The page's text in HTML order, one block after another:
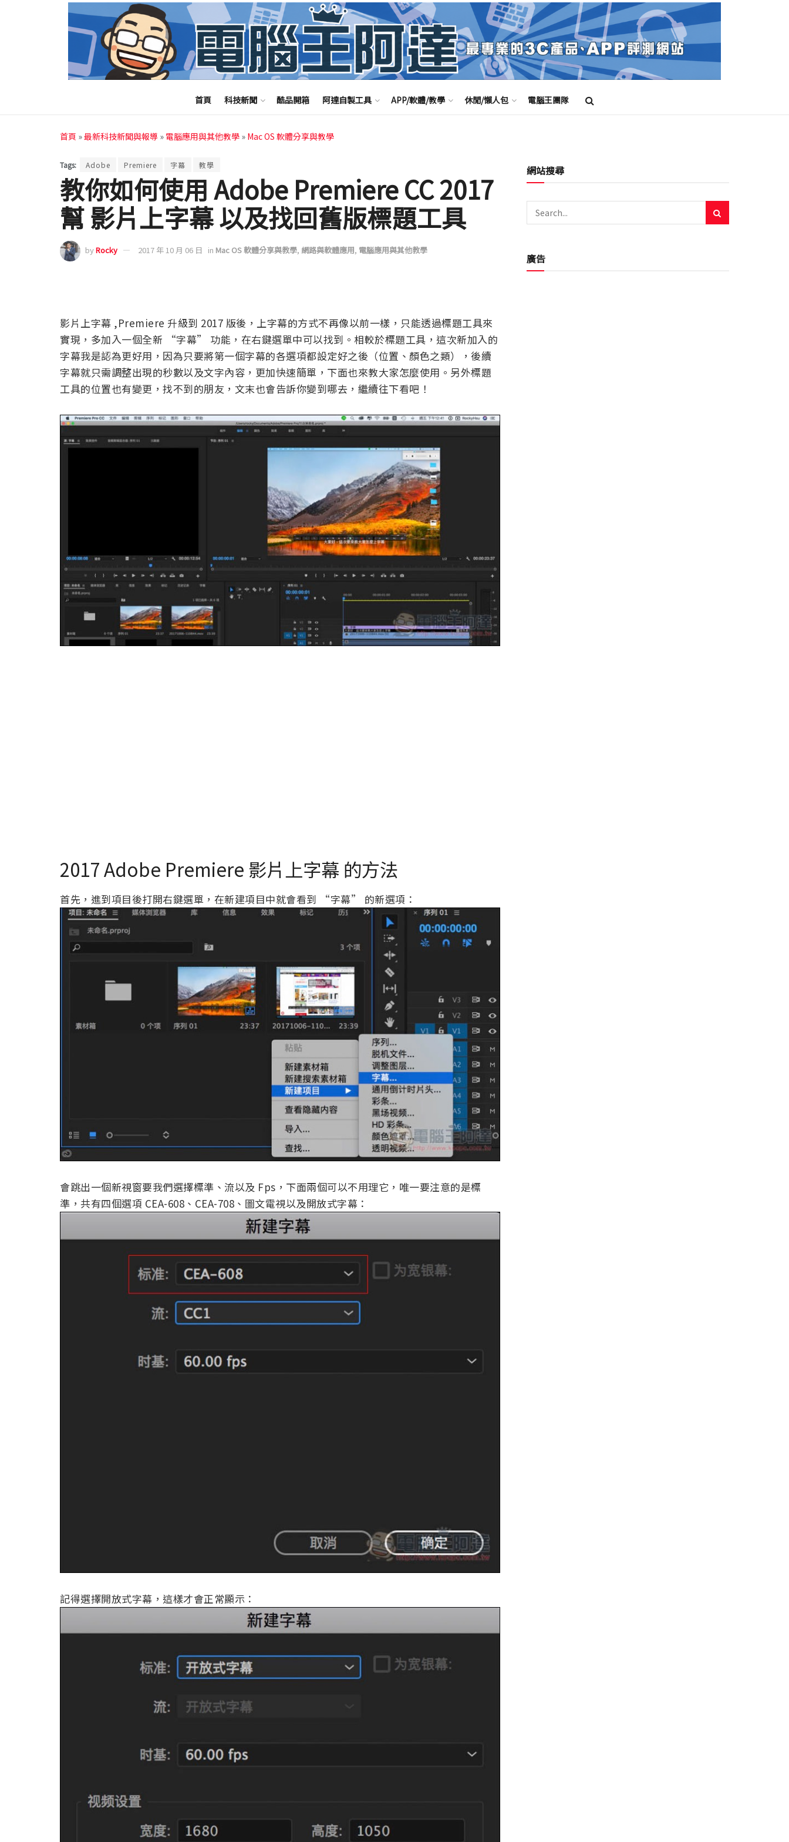
首頁 科技新聞 酷品開箱 阿達自製工具 APP/軟體/教學 休閒/懶人包 電腦王團隊
首頁 »最新科技新聞與報導 » 電腦應用與其他教學 » Mac OS 軟體分享與教學
Tags: Adobe Premiere 字幕 教學
教你如何使用 Adobe Premiere CC 2017
幫 影片上字幕 以及找回舊版標題工具
byRocky 2017 年 10 月 06 日 in Mac OS 軟體分享與教學, 網路與軟體應用, 電腦應用與其他教學
影片上字幕 ,Premiere 升級到 2017 版後，上字幕的方式不再像以前一樣，只能透過標題工具來
實現，多加入一個全新 “字幕” 功能，在右鍵選單中可以找到。相較於標題工具，這次新加入的
字幕我是認為更好用，因為只要將第一個字幕的各選項都設定好之後（位置、顏色之類），後續
字幕就只需調整出現的秒數以及文字內容，更加快速簡單，下面也來教大家怎麼使用。另外標題
工具的位置也有變更，找不到的朋友，文末也會告訴你變到哪去，繼續往下看吧！
2017 Adobe Premiere 影片上字幕 的方法
首先，進到項目後打開右鍵選單，在新建項目中就會看到 “字幕” 的新選項：
會跳出一個新視窗要我們選擇標準、流以及 Fps，下面兩個可以不用理它，唯一要注意的是標
準，共有四個選項 CEA-608、CEA-708、圖文電視以及開放式字幕：
記得選擇開放式字幕，這樣才會正常顯示：
網站搜尋
廣告